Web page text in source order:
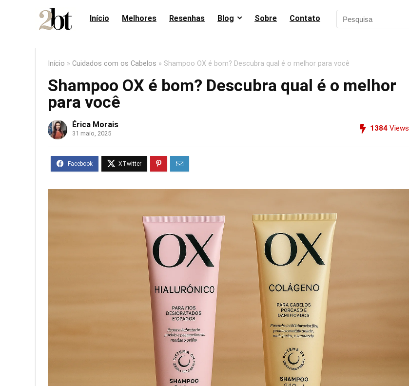
Início Melhores Resenhas Blog Sobre Contato
Início » Cuidados com os Cabelos » Shampoo OX é bom? Descubra qual é o melhor para você
Shampoo OX é bom? Descubra qual é o melhor
para você
Érica Morais
31 maio, 2025
1384 Views